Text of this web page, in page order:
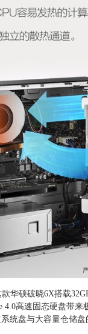
华硕破晓6X搭载
4.0高速固态硬盘带
统盘与大容量仓储